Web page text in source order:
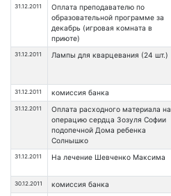
31.12.2011
Оплата преподавателю по
образовательной программе за
декабрь (игровая комната в
приюте)
31.12.2011 Лампы для кварцевания (24 шт.)
31.12.2011 комиссия банка
31.12.2011
Оплата расходного материала на
операцию сердца Зозуля Софии
подопечной Дома ребенка
Солнышко
31.12.2011 На лечение Шевченко Максима
30.12.2011 комиссия банка